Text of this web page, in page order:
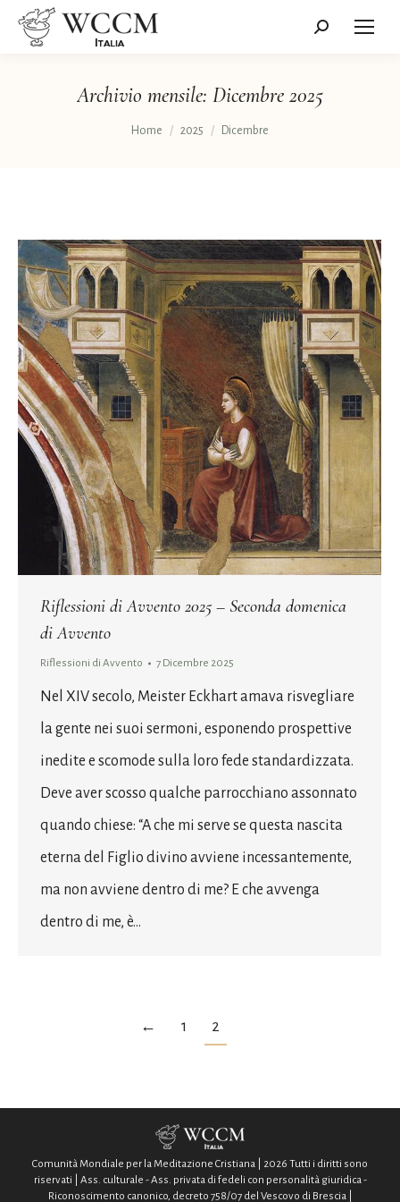
Cerca:
Archivio mensile: Dicembre 2025
Tu sei qui:
Home 2025 Dicembre
Riflessioni di Avvento 2025 – Seconda domenica
di Avvento
Riflessioni di Avvento 7 Dicembre 2025
Nel XIV secolo, Meister Eckhart amava risvegliare
la gente nei suoi sermoni, esponendo prospettive
inedite e scomode sulla loro fede standardizzata.
Deve aver scosso qualche parrocchiano assonnato
quando chiese: “A che mi serve se questa nascita
eterna del Figlio divino avviene incessantemente,
ma non avviene dentro di me? E che avvenga
dentro di me, è…
← 1 2
Comunità Mondiale per la Meditazione Cristiana | 2026 Tutti i diritti sono
riservati | Ass. culturale - Ass. privata di fedeli con personalità giuridica -
Riconoscimento canonico, decreto 758/07 del Vescovo di Brescia |